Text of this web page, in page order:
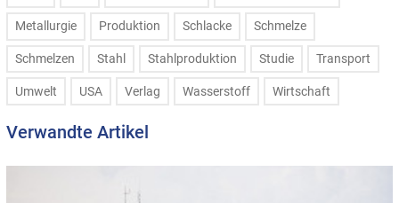
Metallurgie Produktion Schlacke Schmelze
Schmelzen Stahl Stahlproduktion Studie Transport
Umwelt USA Verlag Wasserstoff Wirtschaft
Verwandte Artikel